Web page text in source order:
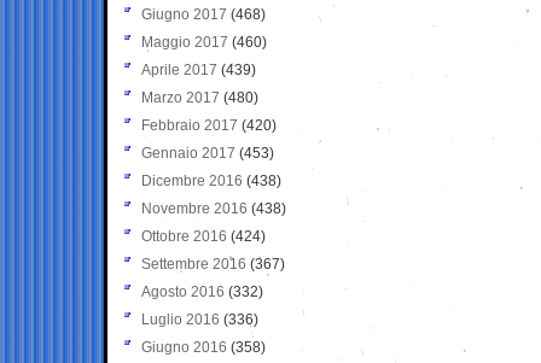
Giugno 2017 (468)
Maggio 2017 (460)
Aprile 2017 (439)
Marzo 2017 (480)
Febbraio 2017 (420)
Gennaio 2017 (453)
Dicembre 2016 (438)
Novembre 2016 (438)
Ottobre 2016 (424)
Settembre 2016 (367)
Agosto 2016 (332)
Luglio 2016 (336)
Giugno 2016 (358)